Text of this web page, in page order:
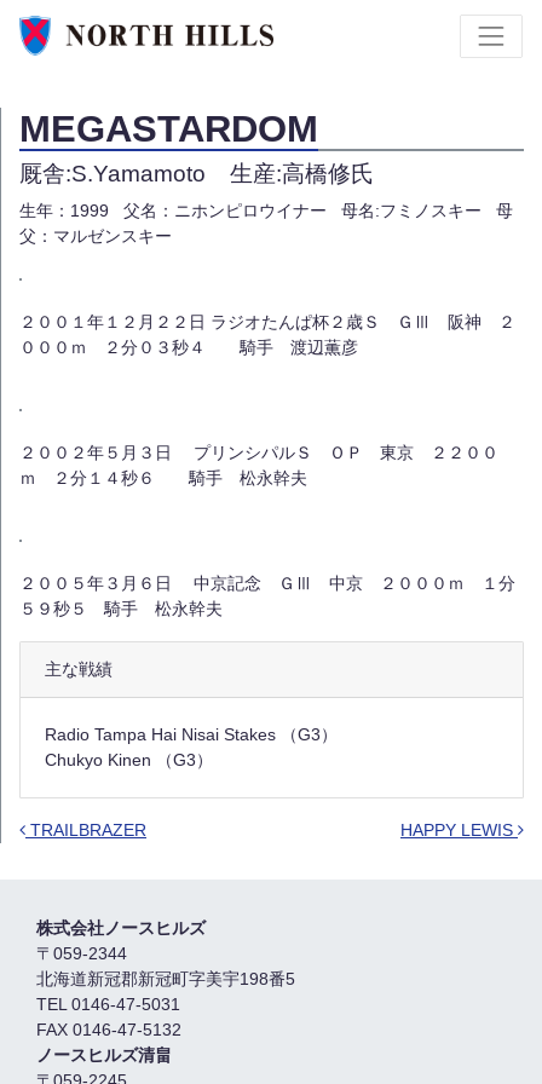
MEGASTARDOM
厩舎:S.Yamamoto 生産:高橋修氏
生年：1999 父名：ニホンピロウイナー 母名:フミノスキー
母
父：マルゼンスキー
２００１年１２月２２日 ラジオたんぱ杯２歳Ｓ ＧⅢ 阪神 ２
０００ｍ ２分０３秒４ 騎手 渡辺薫彦
２００２年５月３日 プリンシパルＳ ＯＰ 東京 ２２００
ｍ ２分１４秒６ 騎手 松永幹夫
２００５年３月６日 中京記念 ＧⅢ 中京 ２０００ｍ １分
５９秒５ 騎手 松永幹夫
主な戦績
Radio Tampa Hai Nisai Stakes （G3）
Chukyo Kinen （G3）
TRAILBRAZER HAPPY LEWIS
株式会社ノースヒルズ
〒059-2344
北海道新冠郡新冠町字美宇198番5
TEL 0146-47-5031
FAX 0146-47-5132
ノースヒルズ清畠